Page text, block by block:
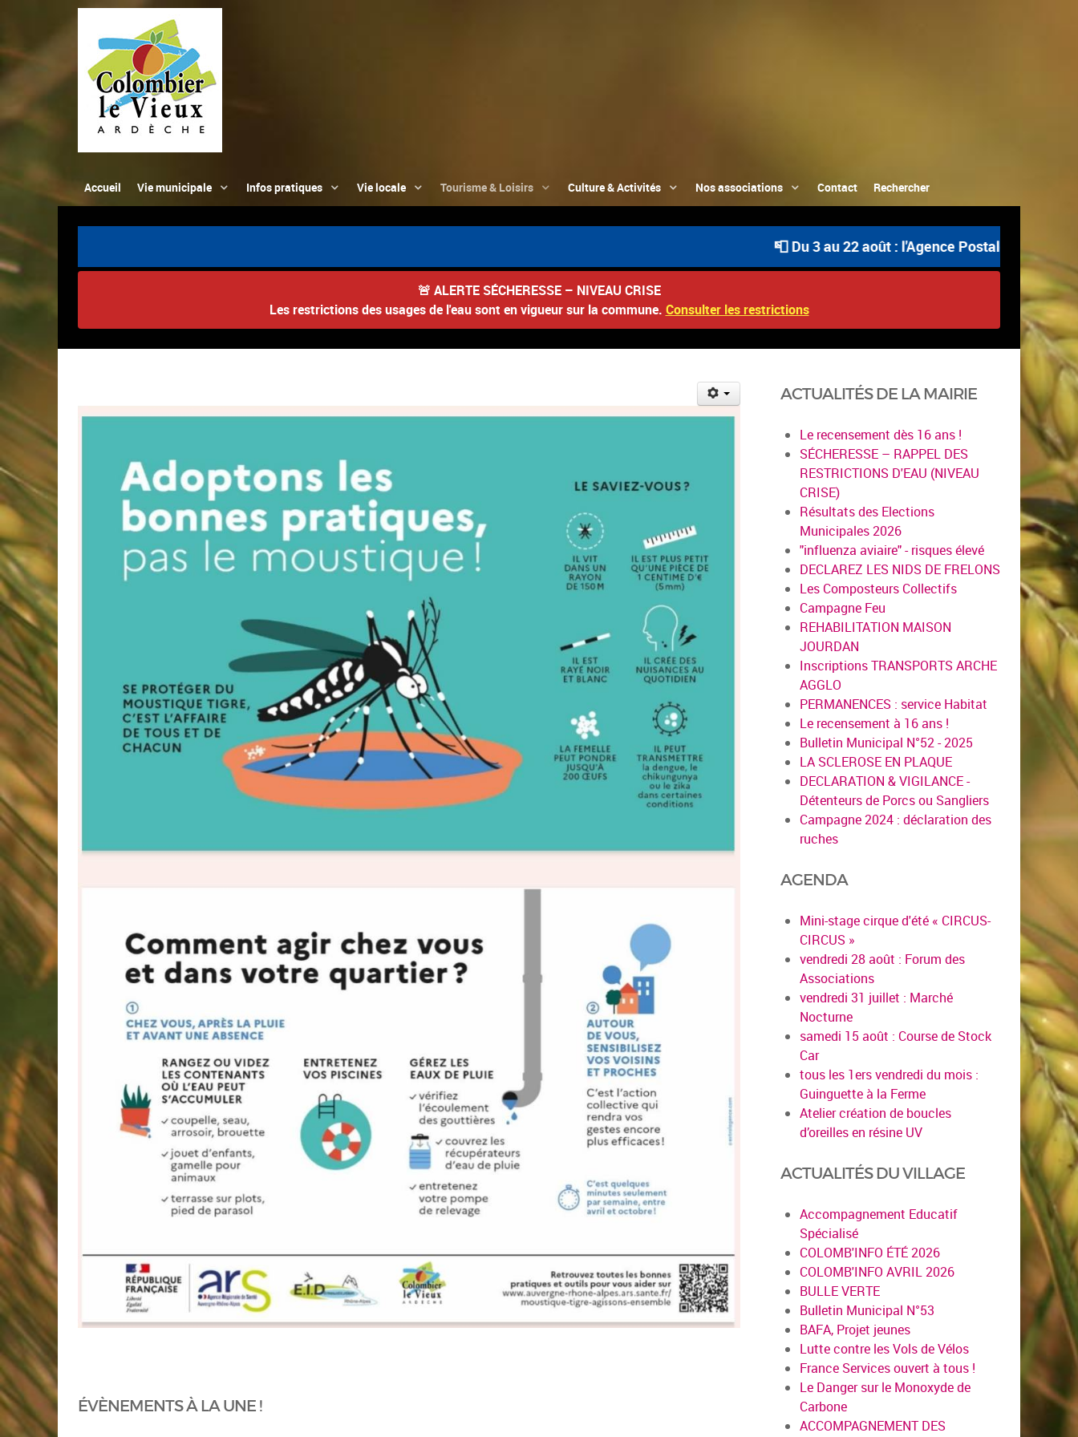
Accueil Vie municipale Infos pratiques Vie locale Tourisme & Loisirs Culture & Activités Nos associations Contact Rechercher
📮 Du 3 au 22 août : l'Agence Postale Communale
🚨 ALERTE SÉCHERESSE – NIVEAU CRISE
Les restrictions des usages de l'eau sont en vigueur sur la commune. Consulter les restrictions
ÉVÈNEMENTS À LA UNE !
ACTUALITÉS DE LA MAIRIE
Le recensement dès 16 ans !
SÉCHERESSE – RAPPEL DES
RESTRICTIONS D'EAU (NIVEAU
CRISE)
Résultats des Elections
Municipales 2026
"influenza aviaire" - risques élevé
DECLAREZ LES NIDS DE FRELONS
Les Composteurs Collectifs
Campagne Feu
REHABILITATION MAISON
JOURDAN
Inscriptions TRANSPORTS ARCHE
AGGLO
PERMANENCES : service Habitat
Le recensement à 16 ans !
Bulletin Municipal N°52 - 2025
LA SCLEROSE EN PLAQUE
DECLARATION & VIGILANCE -
Détenteurs de Porcs ou Sangliers
Campagne 2024 : déclaration des
ruches
AGENDA
Mini-stage cirque d'été « CIRCUS-
CIRCUS »
vendredi 28 août : Forum des
Associations
vendredi 31 juillet : Marché
Nocturne
samedi 15 août : Course de Stock
Car
tous les 1ers vendredi du mois :
Guinguette à la Ferme
Atelier création de boucles
d’oreilles en résine UV
ACTUALITÉS DU VILLAGE
Accompagnement Educatif
Spécialisé
COLOMB'INFO ÉTÉ 2026
COLOMB'INFO AVRIL 2026
BULLE VERTE
Bulletin Municipal N°53
BAFA, Projet jeunes
Lutte contre les Vols de Vélos
France Services ouvert à tous !
Le Danger sur le Monoxyde de
Carbone
ACCOMPAGNEMENT DES